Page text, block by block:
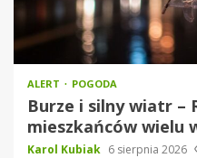
ALERT POGODA
Burze i silny wiatr –
mieszkańców wielu
Karol Kubiak 6 sierpnia 2026